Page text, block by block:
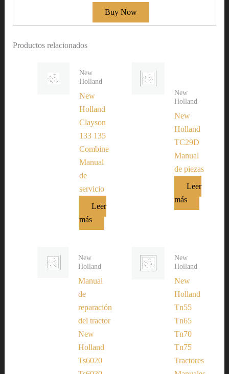
Productos relacionados
New
Holland
New
Holland
Clayson
133 135
Combine
Manual
de
servicio
Leer
más
New
Holland
New
Holland
TC29D
Manual
de piezas
Leer
más
New
Holland
Manual
de
reparación
del tractor
New
Holland
Ts6020
New
Holland
New
Holland
Tn55
Tn65
Tn70
Tn75
Tractores